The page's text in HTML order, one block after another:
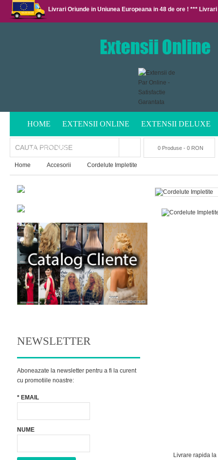
Livrari Oriunde in Uniunea Europeana in 48 de ore ! ***
HOME EXTENSII ONLINE EXTENSII DELUXE
ACCESORII 0 Produse - 0 RON
Home Accesorii Cordelute Impletite
NEWSLETTER
Aboneazate la newsletter pentru a fi la curent
cu promotiile noastre:
* EMAIL
NUME
Livrare rapida